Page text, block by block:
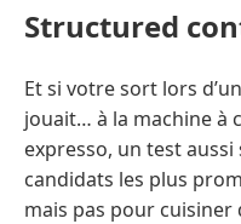
Structured
Et si votre sort lors
jouait… à la machine à
expresso, un test
candidats les plus
mais pas pour cuisiner